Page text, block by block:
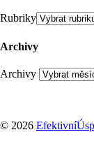
Rubriky
Archivy
Archivy
© 2026